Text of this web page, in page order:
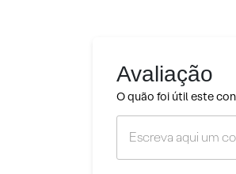
Avaliação
O quão foi útil este